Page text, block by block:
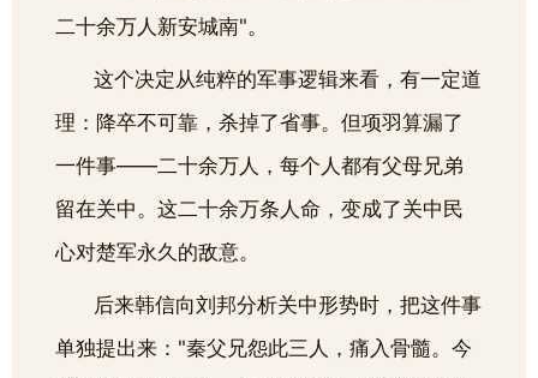
二十余万人新安城南"。
这个决定从纯粹的军事逻辑来看，有一定道
理：降卒不可靠，杀掉了省事。但项羽算漏了
一件事——二十余万人，每个人都有父母兄弟
留在关中。这二十余万条人命，变成了关中民
心对楚军永久的敌意。
后来韩信向刘邦分析关中形势时，把这件事
单独提出来："秦父兄怨此三人，痛入骨髓。今